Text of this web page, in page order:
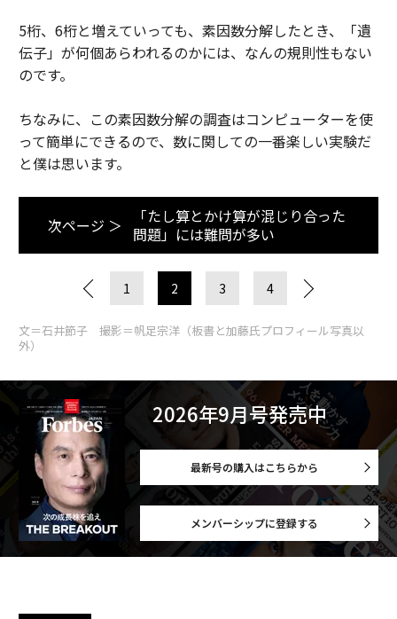
5桁、6桁と増えていっても、素因数分解したとき、「遺
伝子」が何個あらわれるのかには、なんの規則性もない
のです。
ちなみに、この素因数分解の調査はコンピューターを使
って簡単にできるので、数に関しての一番楽しい実験だ
と僕は思います。
次ページ ＞
「たし算とかけ算が混じり合った
問題」には難問が多い
1 2 3 4
文＝石井節子 撮影＝帆足宗洋（板書と加藤氏プロフィール写真以
外）
2026年9月号発売中
最新号の購入はこちらから
メンバーシップに登録する